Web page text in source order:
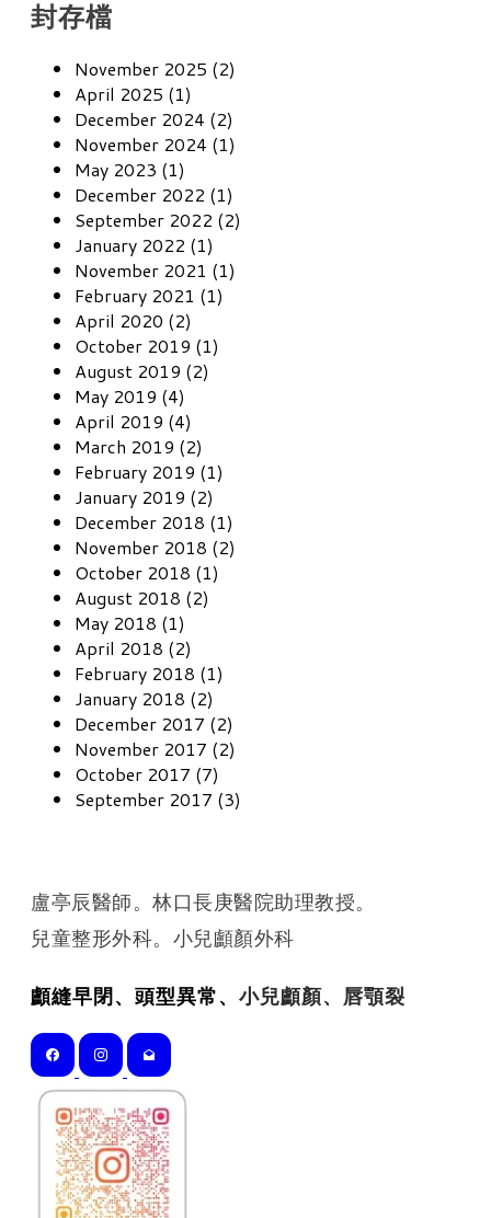
封存檔
November 2025 (2)
April 2025 (1)
December 2024 (2)
November 2024 (1)
May 2023 (1)
December 2022 (1)
September 2022 (2)
January 2022 (1)
November 2021 (1)
February 2021 (1)
April 2020 (2)
October 2019 (1)
August 2019 (2)
May 2019 (4)
April 2019 (4)
March 2019 (2)
February 2019 (1)
January 2019 (2)
December 2018 (1)
November 2018 (2)
October 2018 (1)
August 2018 (2)
May 2018 (1)
April 2018 (2)
February 2018 (1)
January 2018 (2)
December 2017 (2)
November 2017 (2)
October 2017 (7)
September 2017 (3)
盧亭辰醫師。林口長庚醫院助理教授。
​兒童整形外科。小兒顱顏外科
顱縫早閉、頭型異常、 小兒顱顏、唇顎裂